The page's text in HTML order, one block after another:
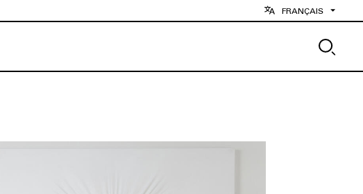
FRANÇAIS